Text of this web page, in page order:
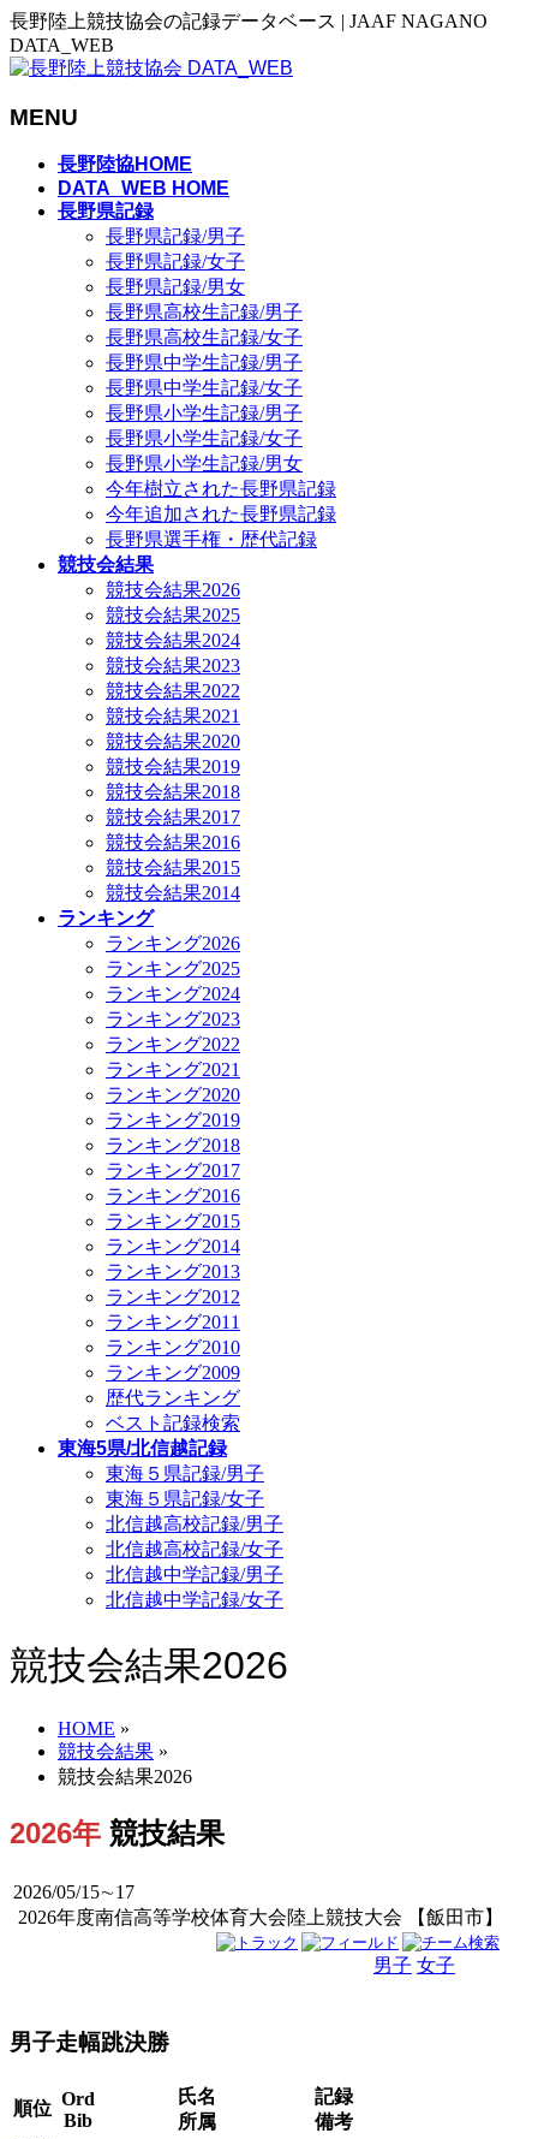
長野陸上競技協会の記録データベース | JAAF NAGANO
DATA_WEB
MENU
長野陸協HOME
DATA_WEB HOME
長野県記録
長野県記録/男子
長野県記録/女子
長野県記録/男女
長野県高校生記録/男子
長野県高校生記録/女子
長野県中学生記録/男子
長野県中学生記録/女子
長野県小学生記録/男子
長野県小学生記録/女子
長野県小学生記録/男女
今年樹立された長野県記録
今年追加された長野県記録
長野県選手権・歴代記録
競技会結果
競技会結果2026
競技会結果2025
競技会結果2024
競技会結果2023
競技会結果2022
競技会結果2021
競技会結果2020
競技会結果2019
競技会結果2018
競技会結果2017
競技会結果2016
競技会結果2015
競技会結果2014
ランキング
ランキング2026
ランキング2025
ランキング2024
ランキング2023
ランキング2022
ランキング2021
ランキング2020
ランキング2019
ランキング2018
ランキング2017
ランキング2016
ランキング2015
ランキング2014
ランキング2013
ランキング2012
ランキング2011
ランキング2010
ランキング2009
歴代ランキング
ベスト記録検索
東海5県/北信越記録
東海５県記録/男子
東海５県記録/女子
北信越高校記録/男子
北信越高校記録/女子
北信越中学記録/男子
北信越中学記録/女子
競技会結果2026
HOME »
競技会結果 »
競技会結果2026
2026年 競技結果
2026/05/15∼17
2026年度南信高等学校体育大会陸上競技大会 【飯田市】
男子 女子
男子走幅跳決勝
順位 Ord
Bib
氏名
所属
記録
備考